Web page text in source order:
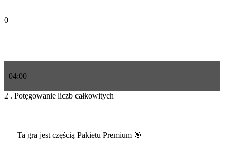
0
04:00
2 . Potęgowanie liczb całkowitych
Ta gra jest częścią Pakietu Premium 🎯